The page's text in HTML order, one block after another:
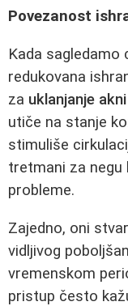
Povezanost
Kada sagledamo
redukovana
za uklanjanje akni
utiče na stanje
stimuliše
tretmani za negu
probleme.
Zajedno, oni
vidljivog
vremenskom
pristup često